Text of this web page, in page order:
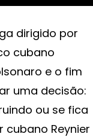
dirigido por
cubano
e o fim
uma decisão:
ou se fica
Reynier